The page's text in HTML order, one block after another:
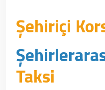
Şehiriçi
Taksi